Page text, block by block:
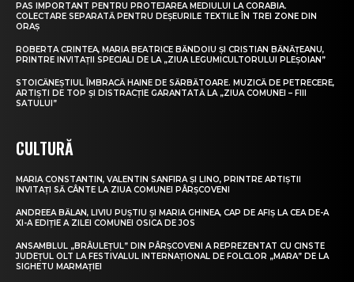
PAS IMPORTANT PENTRU PROTEJAREA MEDIULUI LA CORABIA.
COLECTARE SEPARATĂ PENTRU DEȘEURILE TEXTILE ÎN TREI ZONE DIN
ORAȘ
ROBERTA CRINTEA, MARIA BEATRICE BĂNDOIU ȘI CRISTIAN BĂNĂȚEANU,
PRINTRE INVITAȚII SPECIALI DE LA „ZIUA LEGUMICULTORULUI PLEȘOIAN”
STOICĂNEȘTIUL ÎMBRACĂ HAINE DE SĂRBĂTOARE. MUZICĂ DE PETRECERE,
ARTIȘTI DE TOP ȘI DISTRACȚIE GARANTATĂ LA „ZIUA COMUNEI – FIII
SATULUI”
CULTURĂ
MARIA CONSTANTIN, VALENTIN SANFIRA ȘI LINO, PRINTRE ARTIȘTII
INVITAȚI SĂ CÂNTE LA ZIUA COMUNEI PÂRȘCOVENI
ANDREEA BĂLAN, LIVIU PUȘTIU ȘI MARIA GHINEA, CAP DE AFIȘ LA CEA DE-A
XI-A EDIȚIE A ZILEI COMUNEI OSICA DE JOS
ANSAMBLUL „BRÂULEȚUL” DIN PÂRȘCOVENI A REPREZENTAT CU CINSTE
JUDEȚUL OLT LA FESTIVALUL INTERNAȚIONAL DE FOLCLOR „MARA” DE LA
SIGHETU MARMAȚIEI